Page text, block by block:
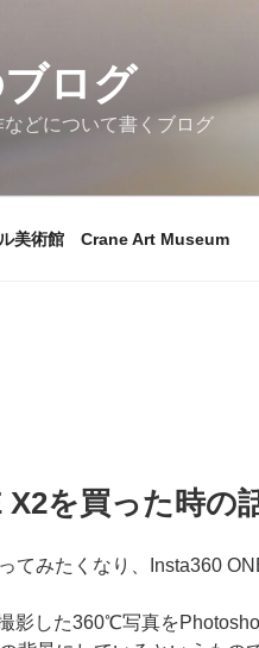
ログ
どについて書くブログ
美術館 Crane Art Museum
X2を買った時の
てみたくなり、Insta360
影した360℃写真を